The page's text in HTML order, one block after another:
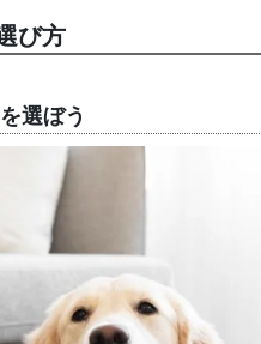
び方
選ぼう